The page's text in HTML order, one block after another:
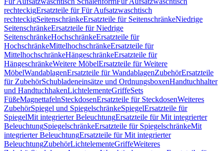
rechteckigErsatzteile für Für Aufsatzwaschtisch
rechteckigSeitenschränkeErsatzteile für SeitenschränkeNiedrige
SeitenschränkeErsatzteile für Niedrige
SeitenschränkeHochschränkeErsatzteile für
HochschränkeMittelhochschränkeErsatzteile für
MittelhochschränkeHängeschränkeErsatzteile für
HängeschränkeWeitere MöbelErsatzteile für Weitere
MöbelWandablagenErsatzteile für WandablagenZubehörErsatzteile
für ZubehörSchubladeneinsätze und OrdnungsboxenHandtuchhalter
und HandtuchhakenLichtelementeGriffeSets
FüßeMagnettafelnSteckdosenErsatzteile für SteckdosenWeiteres
ZubehörSpiegel und SpiegelschränkeSpiegelErsatzteile für
SpiegelMit integrierter BeleuchtungErsatzteile für Mit integrierter
BeleuchtungSpiegelschränkeErsatzteile für SpiegelschränkeMit
integrierter BeleuchtungErsatzteile für Mit integrierter
BeleuchtungZubehörLichtelementeGriffeWeiteres